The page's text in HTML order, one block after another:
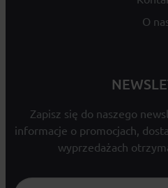
O
Zapisz się do naszego
informacje o promocjach,
wyprzedażach